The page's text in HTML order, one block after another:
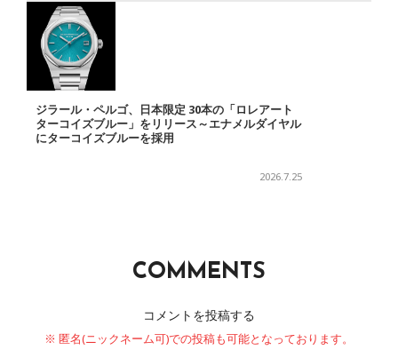
ジラール・ペルゴ、日本限定 30本の「ロレアート
ターコイズブルー」をリリース～エナメルダイヤル
にターコイズブルーを採用
2026.7.25
COMMENTS
コメントを投稿する
※ 匿名(ニックネーム可)での投稿も可能となっております。